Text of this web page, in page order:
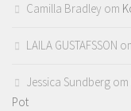
Camilla Bradley om
LAILA GUSTAFSSON
Jessica Sundberg om
Pot